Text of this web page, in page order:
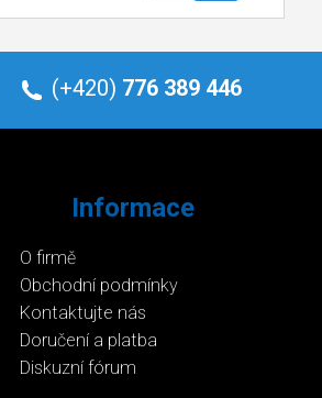
(+420) 776 389 446
Informace
O firmě
Obchodní podmínky
Kontaktujte nás
Doručení a platba
Diskuzní fórum